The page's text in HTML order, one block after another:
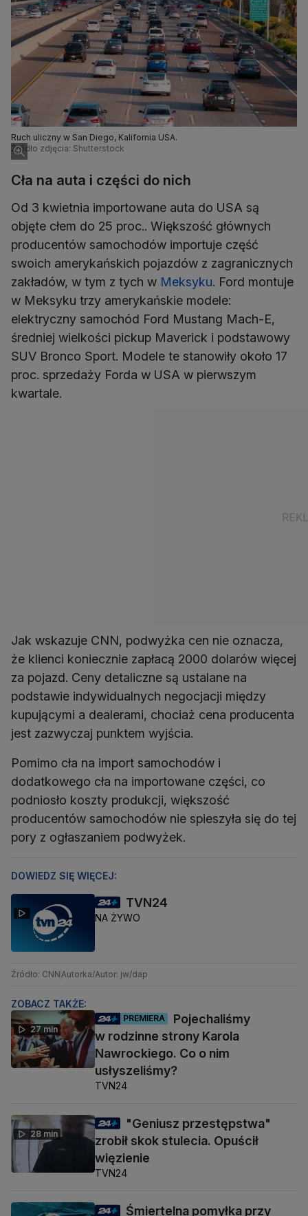
Ruch uliczny w San Diego, Kalifornia USA.
Źródło zdjęcia: Shutterstock
Cła na auta i części do nich
Od 3 kwietnia importowane auta do USA są
objęte cłem do 25 proc.. Większość głównych
producentów samochodów importuje część
swoich amerykańskich pojazdów z zagranicznych
zakładów, w tym z tych w Meksyku. Ford montuje
w Meksyku trzy amerykańskie modele:
elektryczny samochód Ford Mustang Mach-E,
średniej wielkości pickup Maverick i podstawowy
SUV Bronco Sport. Modele te stanowiły około 17
proc. sprzedaży Forda w USA w pierwszym
kwartale.
Jak wskazuje CNN, podwyżka cen nie oznacza,
że ​​klienci koniecznie zapłacą 2000 dolarów więcej
za pojazd. Ceny detaliczne są ustalane na
podstawie indywidualnych negocjacji między
kupującymi a dealerami, chociaż cena producenta
jest zazwyczaj punktem wyjścia.
Pomimo cła na import samochodów i
dodatkowego cła na importowane części, co
podniosło koszty produkcji, większość
producentów samochodów nie spieszyła się do tej
pory z ogłaszaniem podwyżek.
DOWIEDZ SIĘ WIĘCEJ:
TVN24
NA ŻYWO
Źródło: CNN Autorka/Autor: jw/dap
ZOBACZ TAKŻE:
27 min
PREMIERA
Pojechaliśmy
w rodzinne strony Karola
Nawrockiego. Co o nim
usłyszeliśmy?
TVN24
28 min
"Geniusz przestępstwa"
zrobił skok stulecia. Opuścił
więzienie
TVN24
Śmiertelna pomyłka przy